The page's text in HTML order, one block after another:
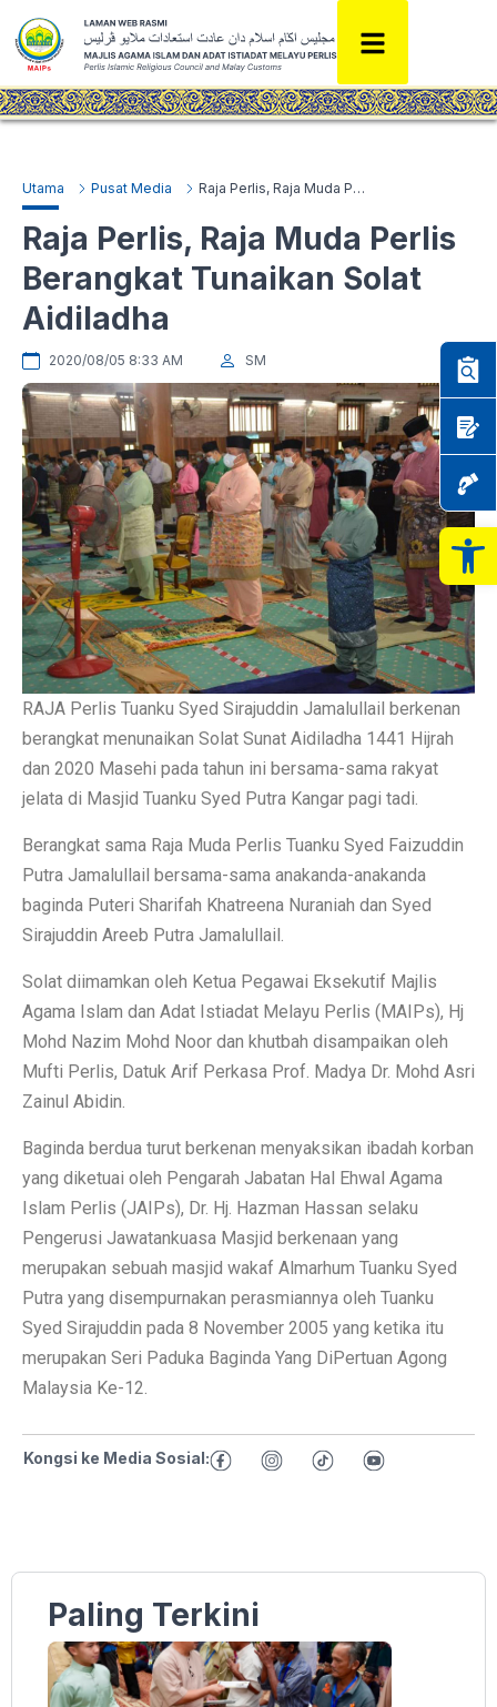
Utama Pusat Media Raja Perlis, Raja Muda Perlis Berangkat Tunaikan Solat Aidiladha
Raja Perlis, Raja Muda Perlis
Berangkat Tunaikan Solat
Aidiladha
2020/08/05 8:33 AM SM
RAJA Perlis Tuanku Syed Sirajuddin Jamalullail berkenan
berangkat menunaikan Solat Sunat Aidiladha 1441 Hijrah
dan 2020 Masehi pada tahun ini bersama-sama rakyat
jelata di Masjid Tuanku Syed Putra Kangar pagi tadi.
Berangkat sama Raja Muda Perlis Tuanku Syed Faizuddin
Putra Jamalullail bersama-sama anakanda-anakanda
baginda Puteri Sharifah Khatreena Nuraniah dan Syed
Sirajuddin Areeb Putra Jamalullail.
Solat diimamkan oleh Ketua Pegawai Eksekutif Majlis
Agama Islam dan Adat Istiadat Melayu Perlis (MAIPs), Hj
Mohd Nazim Mohd Noor dan khutbah disampaikan oleh
Mufti Perlis, Datuk Arif Perkasa Prof. Madya Dr. Mohd Asri
Zainul Abidin.
Baginda berdua turut berkenan menyaksikan ibadah korban
yang diketuai oleh Pengarah Jabatan Hal Ehwal Agama
Islam Perlis (JAIPs), Dr. Hj. Hazman Hassan selaku
Pengerusi Jawatankuasa Masjid berkenaan yang
merupakan sebuah masjid wakaf Almarhum Tuanku Syed
Putra yang disempurnakan perasmiannya oleh Tuanku
Syed Sirajuddin pada 8 November 2005 yang ketika itu
merupakan Seri Paduka Baginda Yang DiPertuan Agong
Malaysia Ke-12.
Kongsi ke Media Sosial:
Paling Terkini